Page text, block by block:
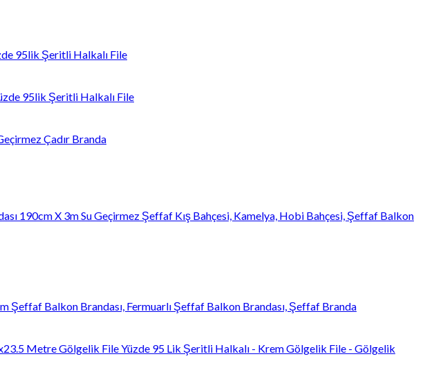
95lik Şeritli Halkalı File
95lik Şeritli Halkalı File
Çadır Branda
190cm X 3m Su Geçirmez Şeffaf Kış Bahçesi, Kamelya, Hobi Bahçesi, Şeffaf Balkon
Şeffaf Balkon Brandası, Fermuarlı Şeffaf Balkon Brandası, Şeffaf Branda
Metre Gölgelik File Yüzde 95 Lik Şeritli Halkalı - Krem Gölgelik File - Gölgelik